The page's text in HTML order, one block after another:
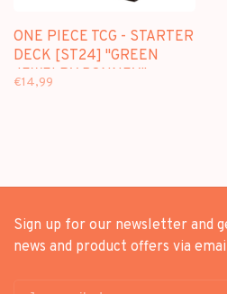
ONE PIECE TCG - STARTER
DECK [ST24] "GREEN
JEWELRY BONNEY" -
ENGLISH EDITION
€14,99
Sign up for our newsletter and
news and product offers via